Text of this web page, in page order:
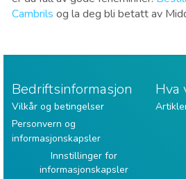
Cambrils og la deg bli betatt av
Bedriftsinformasjon
Vilkår og betingelser
Personvern og
informasjonskapsler
Innstillinger for
informasjonskapsler
Hva